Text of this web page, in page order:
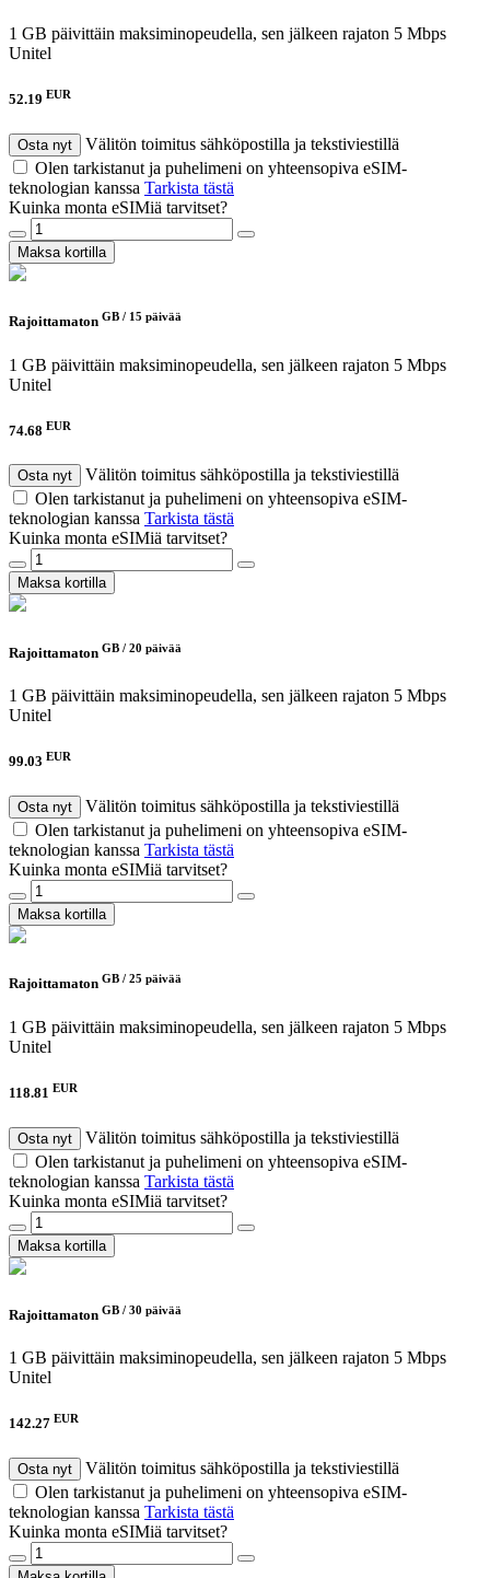
1 GB päivittäin maksiminopeudella, sen jälkeen rajaton 5 Mbps
Unitel
52.19 EUR
Osta nyt
Välitön toimitus sähköpostilla ja tekstiviestillä
Olen tarkistanut ja puhelimeni on yhteensopiva eSIM-
teknologian kanssa Tarkista tästä
Kuinka monta eSIMiä tarvitset?
Maksa kortilla
Rajoittamaton GB / 15 päivää
1 GB päivittäin maksiminopeudella, sen jälkeen rajaton 5 Mbps
Unitel
74.68 EUR
Osta nyt
Välitön toimitus sähköpostilla ja tekstiviestillä
Olen tarkistanut ja puhelimeni on yhteensopiva eSIM-
teknologian kanssa Tarkista tästä
Kuinka monta eSIMiä tarvitset?
Maksa kortilla
Rajoittamaton GB / 20 päivää
1 GB päivittäin maksiminopeudella, sen jälkeen rajaton 5 Mbps
Unitel
99.03 EUR
Osta nyt
Välitön toimitus sähköpostilla ja tekstiviestillä
Olen tarkistanut ja puhelimeni on yhteensopiva eSIM-
teknologian kanssa Tarkista tästä
Kuinka monta eSIMiä tarvitset?
Maksa kortilla
Rajoittamaton GB / 25 päivää
1 GB päivittäin maksiminopeudella, sen jälkeen rajaton 5 Mbps
Unitel
118.81 EUR
Osta nyt
Välitön toimitus sähköpostilla ja tekstiviestillä
Olen tarkistanut ja puhelimeni on yhteensopiva eSIM-
teknologian kanssa Tarkista tästä
Kuinka monta eSIMiä tarvitset?
Maksa kortilla
Rajoittamaton GB / 30 päivää
1 GB päivittäin maksiminopeudella, sen jälkeen rajaton 5 Mbps
Unitel
142.27 EUR
Osta nyt
Välitön toimitus sähköpostilla ja tekstiviestillä
Olen tarkistanut ja puhelimeni on yhteensopiva eSIM-
teknologian kanssa Tarkista tästä
Kuinka monta eSIMiä tarvitset?